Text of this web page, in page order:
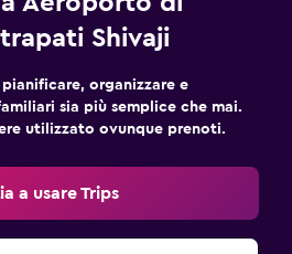
Shivaji
organizzare e
sia più semplice che mai.
utilizzato ovunque prenoti.
a usare Trips